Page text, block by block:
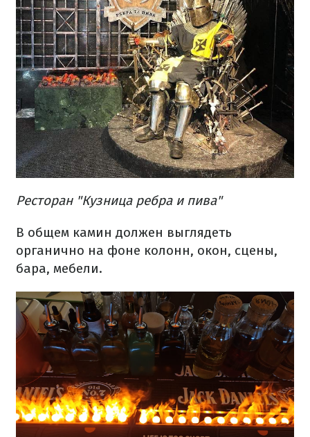
Ресторан "Кузница ребра и пива"
В общем камин должен выглядеть
органично на фоне колонн, окон, сцены,
бара, мебели.